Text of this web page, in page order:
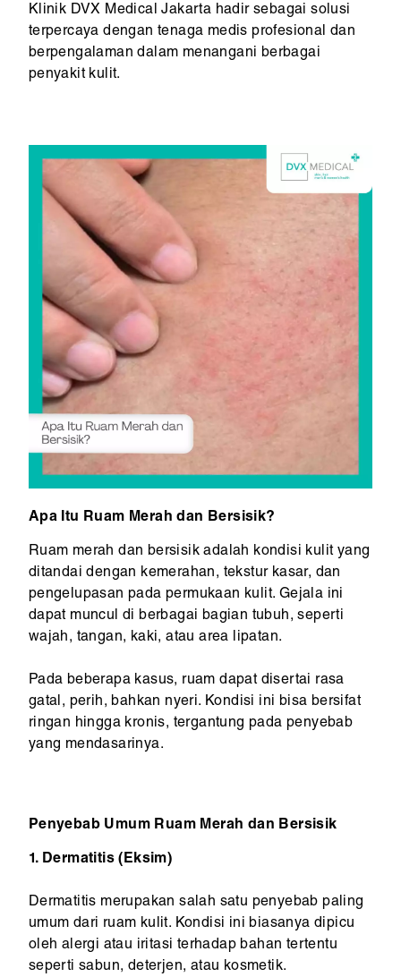
Klinik DVX Medical Jakarta hadir sebagai solusi
terpercaya dengan tenaga medis profesional dan
berpengalaman dalam menangani berbagai
penyakit kulit.
Apa Itu Ruam Merah dan Bersisik?
Ruam merah dan bersisik adalah kondisi kulit yang
ditandai dengan kemerahan, tekstur kasar, dan
pengelupasan pada permukaan kulit. Gejala ini
dapat muncul di berbagai bagian tubuh, seperti
wajah, tangan, kaki, atau area lipatan.
Pada beberapa kasus, ruam dapat disertai rasa
gatal, perih, bahkan nyeri. Kondisi ini bisa bersifat
ringan hingga kronis, tergantung pada penyebab
yang mendasarinya.
Penyebab Umum Ruam Merah dan Bersisik
1. Dermatitis (Eksim)
Dermatitis merupakan salah satu penyebab paling
umum dari ruam kulit. Kondisi ini biasanya dipicu
oleh alergi atau iritasi terhadap bahan tertentu
seperti sabun, deterjen, atau kosmetik.